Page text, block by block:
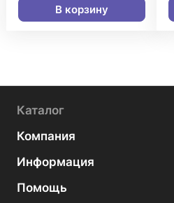
В корзину
Каталог
Компания
Информация
Помощь